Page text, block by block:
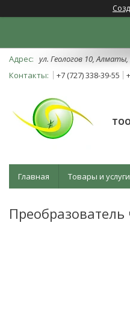
ул. Геологов 10,
+7 (727) 338-39-55
Главная Товары и услуги